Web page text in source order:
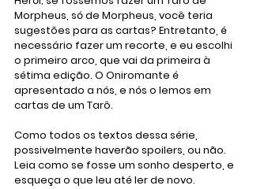
Morpheus, só de Morpheus, você teria
sugestões para as cartas? Entretanto, é
necessário fazer um recorte, e eu escolhi
o primeiro arco, que vai da primeira à
sétima edição. O Oniromante é
apresentado a nós, e nós o lemos em
cartas de um Tarô.
Como todos os textos dessa série,
possivelmente haverão spoilers, ou não.
Leia como se fosse um sonho desperto, e
esqueça o que leu até ler de novo.